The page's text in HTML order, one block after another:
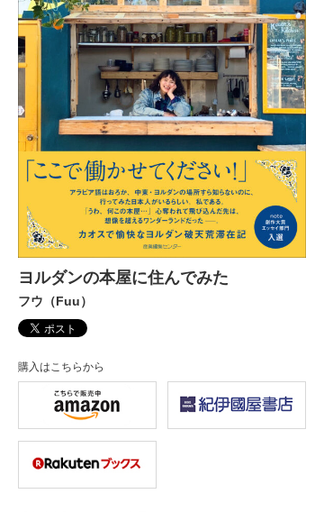
ヨルダンの本屋に住んでみた
フウ（Fuu）
購入はこちらから